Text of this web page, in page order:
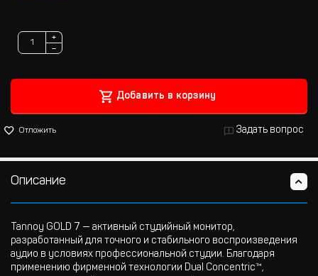
+
−
Добавить в корзину
Отложить Задать вопрос
Описание
Tannoy GOLD 7 — активный студийный монитор,
разработанный для точного и стабильного воспроизведения
аудио в условиях профессиональной студии. Благодаря
применению фирменной технологии Dual Concentric™,